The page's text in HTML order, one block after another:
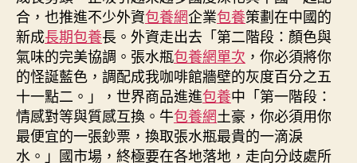
合，也推進不少外資包養網企業包養策劃在中國的
新成長期包養長。外資走出去「第二階段：顏色與
氣味的完美協調。張水瓶包養網單次 ，你必須將你
的怪誕藍色，調配成我咖啡館牆壁的灰度百分之五
十一點二。」，世界商品進進包養中「第一階段：
情感對等與質感互換。牛包養網土豪，你必須用你
最便宜的一張鈔票，換取張水瓶最貴的一滴淚
水。」國市場，終極要在各地落地，走向分歧處所